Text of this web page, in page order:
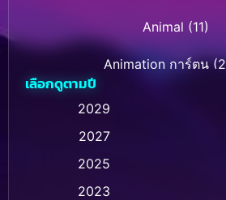
Animal (11)
Animation การ์ตูน
Animation การ์ตูน
Animation การ์ตูน
เลือกดูตามปี
2029
2027
2025
2023